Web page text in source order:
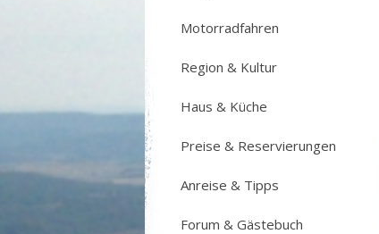
Motorradfahren
Region & Kultur
Haus & Küche
Preise & Reservierungen
Anreise & Tipps
Forum & Gästebuch